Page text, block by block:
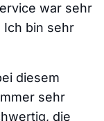
war sehr
Ich bin sehr
diesem
sehr
die